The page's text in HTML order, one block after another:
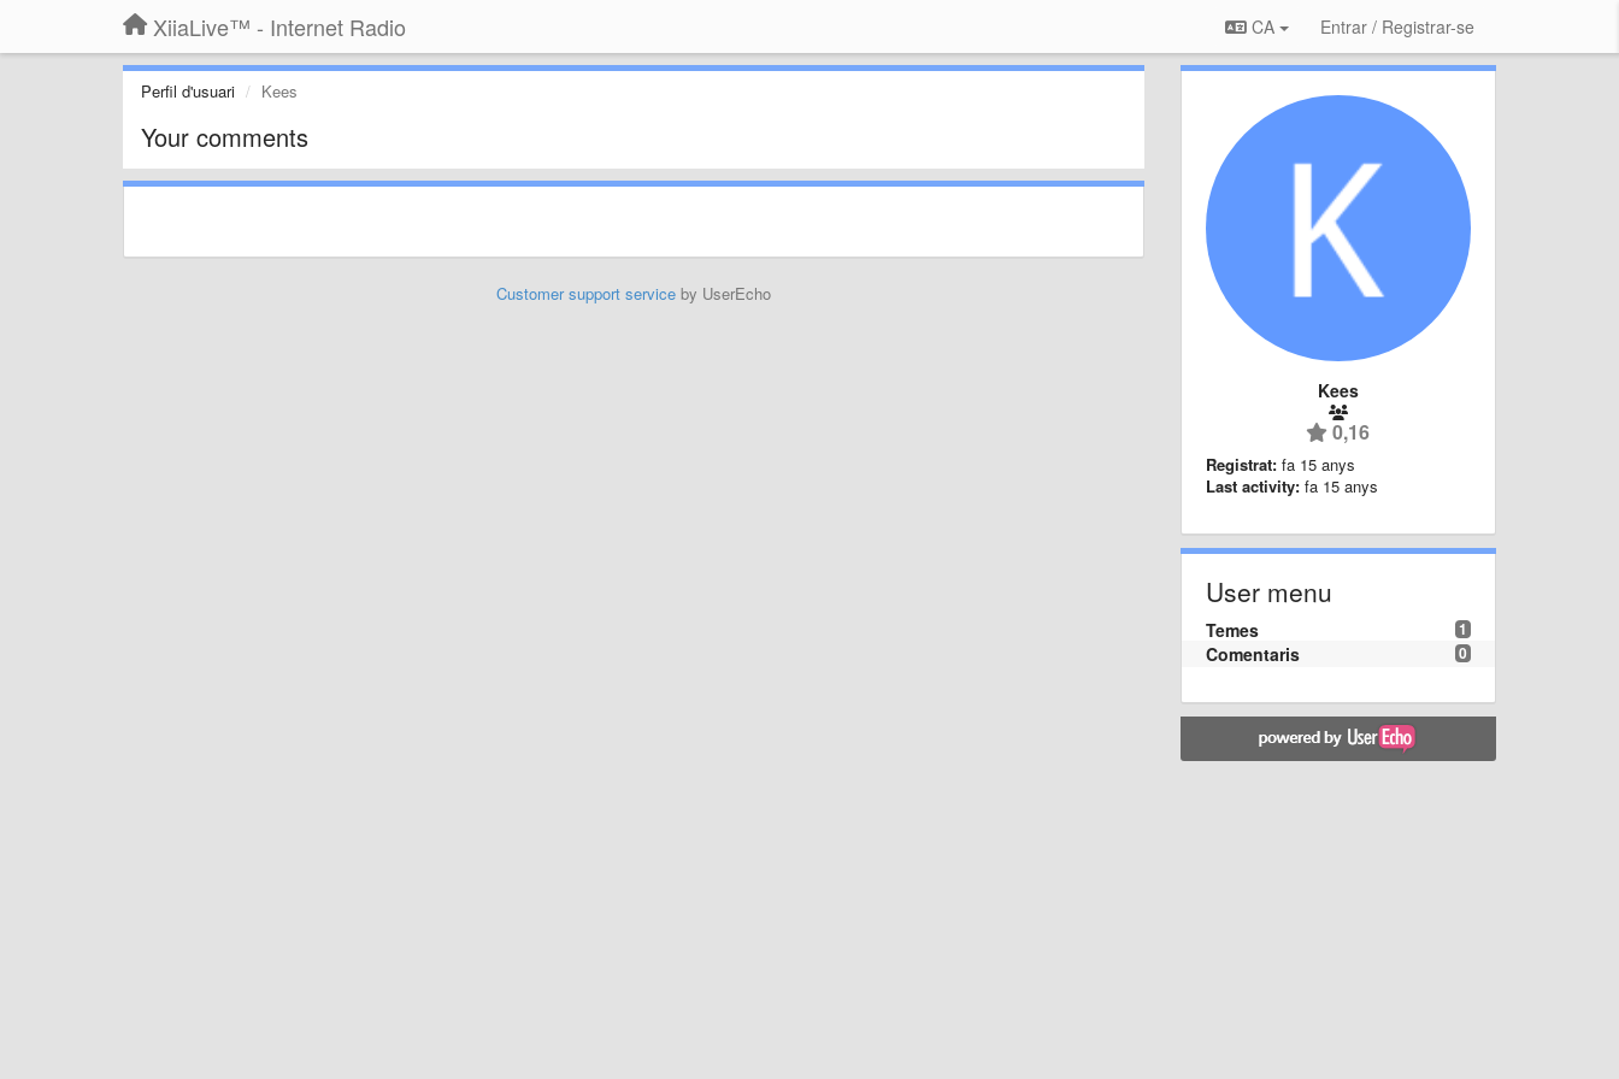
XiiaLive™ - Internet Radio CA Entrar / Registrar-se
Perfil d'usuari Kees
Your comments
Customer support serviceby UserEcho
Kees
0,16
Registrat: fa 15 anys
Last activity: fa 15 anys
User menu
1
Temes
0
Comentaris